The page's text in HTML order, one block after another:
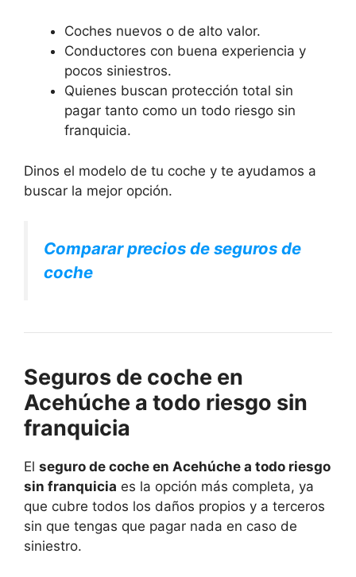
Coches nuevos o de alto valor.
Conductores con buena experiencia y
pocos siniestros.
Quienes buscan protección total sin
pagar tanto como un todo riesgo sin
franquicia.
Dinos el modelo de tu coche y te ayudamos a
buscar la mejor opción.
Comparar precios de seguros de
coche
Seguros de coche en
Acehúche a todo riesgo sin
franquicia
El seguro de coche en Acehúche a todo riesgo
sin franquicia es la opción más completa, ya
que cubre todos los daños propios y a terceros
sin que tengas que pagar nada en caso de
siniestro.